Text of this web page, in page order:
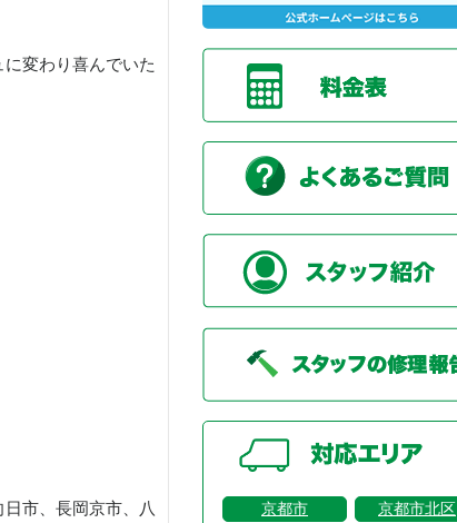
変わり喜んでいた
市、長岡京市、八
京都市
京都市北区